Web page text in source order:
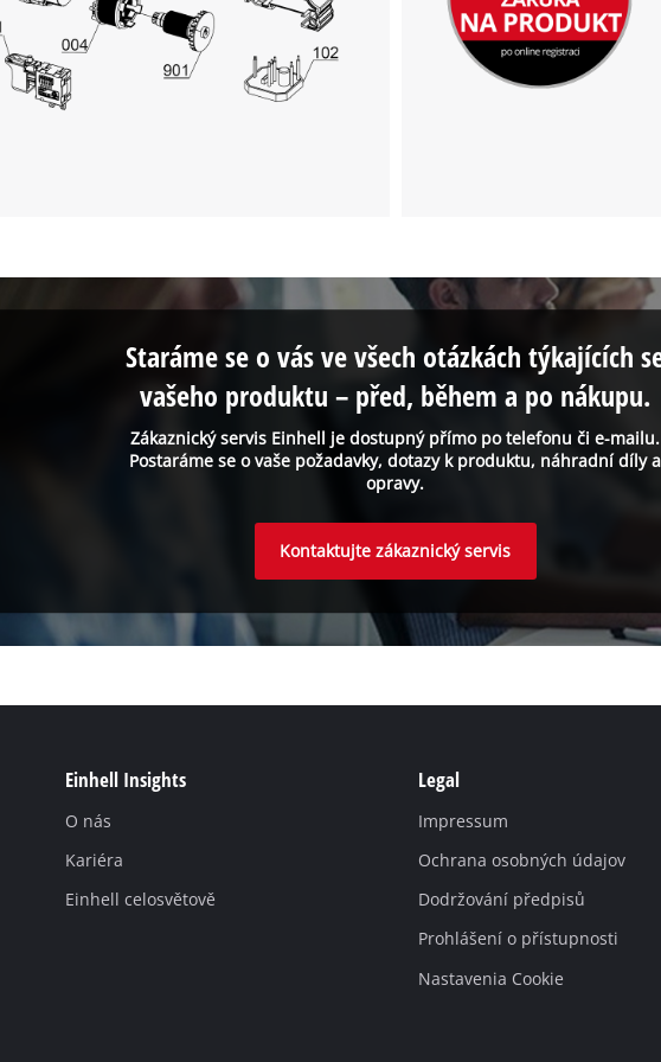
Zákaznický servis Einhell je dostupný přímo po telefonu či e-mailu.
Postaráme se o vaše požadavky, dotazy k produktu, náhradní díly a
opravy.
Staráme se o vás ve všech otázkách týkajících
vašeho produktu – před, během a po nákupu.
Kontaktujte zákaznický servis
Einhell Insights
O nás
Kariéra
Einhell celosvětově
Legal
Impressum
Ochrana osobných údajov
Dodržování předpisů
Prohlášení o přístupnosti
Nastavenia Cookie